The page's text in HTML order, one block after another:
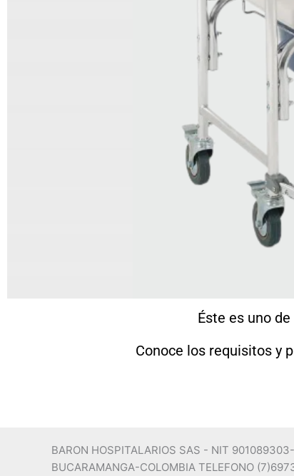
Éste es uno
Conoce los requisitos y
BARON HOSPITALARIOS SAS - NIT
BUCARAMANGA-COLOMBIA TELEFONO